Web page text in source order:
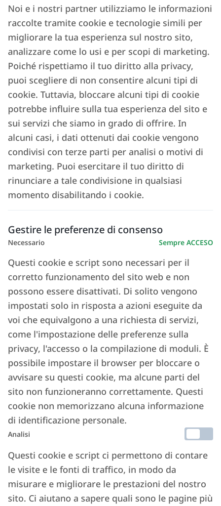
conviene fare con l’aumento della
cedolare al 26%
25 OTTOBRE 2025
Leggi l'articolo ->
Affitti brevi, l’impatto sull’economia
6 OTTOBRE 2025
Affitti brevi, davvero «rubano» casa a
chi cerca una sistemazione stabile? I
numeri a Milano (dove 100 mila
abitazioni sono vuote)
23 AGOSTO 2025
Leggi l'articolo ->
Affitti brevi, dove porta il mercato?
8 MAGGIO 2025
Noi e i nostri partner utilizziamo le informazioni
raccolte tramite cookie e tecnologie simili per
migliorare la tua esperienza sul nostro sito,
analizzare come lo usi e per scopi di marketing.
Poiché rispettiamo il tuo diritto alla privacy,
puoi scegliere di non consentire alcuni tipi di
cookie. Tuttavia, bloccare alcuni tipi di cookie
potrebbe influire sulla tua esperienza del sito e
sui servizi che siamo in grado di offrire. In
alcuni casi, i dati ottenuti dai cookie vengono
condivisi con terze parti per analisi o motivi di
marketing. Puoi esercitare il tuo diritto di
rinunciare a tale condivisione in qualsiasi
momento disabilitando i cookie.
Gestire le preferenze di consenso
Necessario Sempre ACCESO
Questi cookie e script sono necessari per il
corretto funzionamento del sito web e non
possono essere disattivati. Di solito vengono
impostati solo in risposta a azioni eseguite da
voi che equivalgono a una richiesta di servizi,
come l'impostazione delle preferenze sulla
privacy, l'accesso o la compilazione di moduli. È
possibile impostare il browser per bloccare o
avvisare su questi cookie, ma alcune parti del
sito non funzioneranno correttamente. Questi
cookie non memorizzano alcuna informazione
di identificazione personale.
Analisi
Questi cookie e script ci permettono di contare
le visite e le fonti di traffico, in modo da
misurare e migliorare le prestazioni del nostro
sito. Ci aiutano a sapere quali sono le pagine più